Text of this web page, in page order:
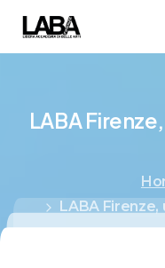
LABA Firenze,
LABA Firenze,